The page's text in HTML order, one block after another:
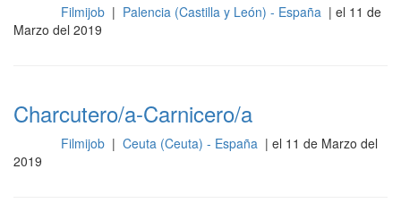
Filmijob | Palencia (Castilla y León) - España | el 11 de
Marzo del 2019
Charcutero/a-Carnicero/a
Filmijob | Ceuta (Ceuta) - España | el 11 de Marzo del
2019